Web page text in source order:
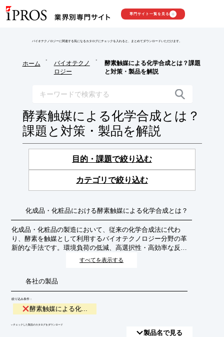
専門サイト一覧を見る
バイオテクノロジーに関連する気になるカタログにチェックを入れると、まとめてダウンロードいただけます。
ホーム
>
バイオテクノ
ロジー
>
酵素触媒による化学合成とは？課題
と対策・製品を解説
酵素触媒による化学合成とは？
課題と対策・製品を解説
目的・課題で絞り込む
カテゴリで絞り込む
化成品・化粧品における酵素触媒による化学合成とは？
化成品・化粧品の製造において、従来の化学合成法に代わ
り、酵素を触媒として利用するバイオテクノロジー分野の革
新的な手法です。環境負荷の低減、高選択性・高効率な反
応、温和な反応条件での合成などを実現し、持続可能なもの
すべてを表示する
各社の製品
絞り込み条件：
酵素触媒による化...
​▼チェックした製品のカタログをダウンロード
製品名で見る